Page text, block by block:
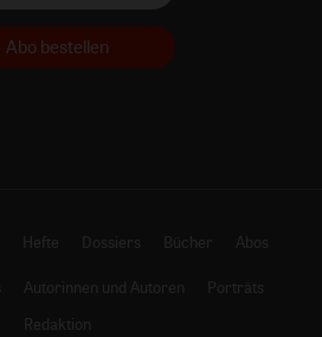
Abo bestellen
Hefte Dossiers Bücher Abos
Autorinnen und Autoren
Porträts
Redaktion